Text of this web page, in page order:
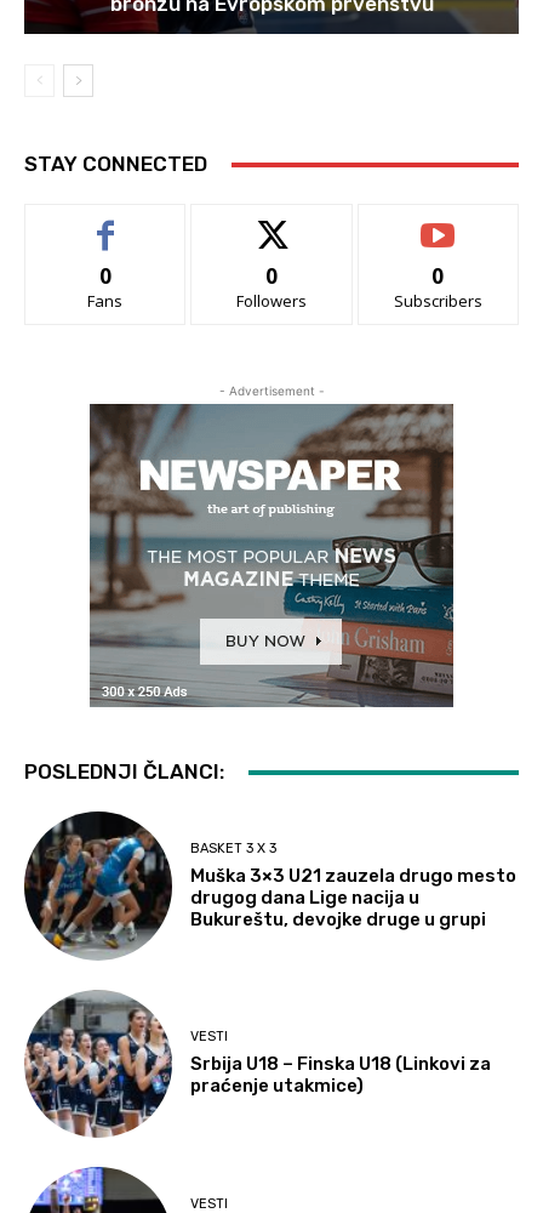
STAY CONNECTED
0
Fans
0
Followers
0
Subscribers
- Advertisement -
POSLEDNJI ČLANCI:
BASKET 3 X 3
Muška 3×3 U21 zauzela drugo mesto
drugog dana Lige nacija u
Bukureštu, devojke druge u grupi
VESTI
Srbija U18 – Finska U18 (Linkovi za
praćenje utakmice)
VESTI